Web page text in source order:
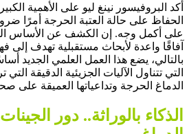
أكد البروفيسور نينغ ليو على الأهمية
الحفاظ على حالة العتبة الحرجةأمرًا
على أكمل وجه. إن الكشف عن الأساس
آفاقًا واعدة لأبحاث مستقبلية تهدف إلى
بالتالي، يضع هذا العمل العلمي الجديد
التي تتناول الآليات الجزيئية الدقيقة
الدماغ الحرجة وتداعياتها العميقة على
الذكاء بالوراثة.. دور